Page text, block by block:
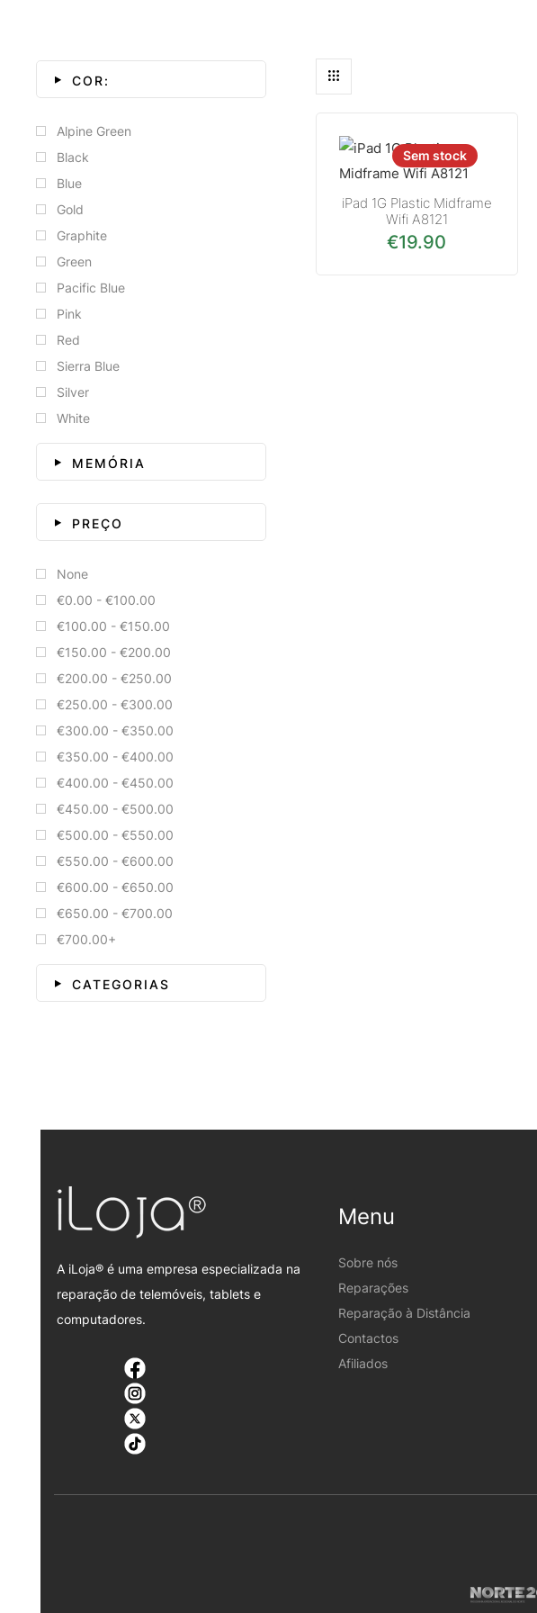
Sem stock
iPad 1G Plastic Midframe
Wifi A8121
€19.90
COR:
Alpine Green
Black
Blue
Gold
Graphite
Green
Pacific Blue
Pink
Red
Sierra Blue
Silver
White
MEMÓRIA
PREÇO
None
€0.00 - €100.00
€100.00 - €150.00
€150.00 - €200.00
€200.00 - €250.00
€250.00 - €300.00
€300.00 - €350.00
€350.00 - €400.00
€400.00 - €450.00
€450.00 - €500.00
€500.00 - €550.00
€550.00 - €600.00
€600.00 - €650.00
€650.00 - €700.00
€700.00+
CATEGORIAS
A iLoja® é uma empresa especializada na
reparação de telemóveis, tablets e
computadores.
Menu
Sobre nós
Reparações
Reparação à Distância
Contactos
Afiliados